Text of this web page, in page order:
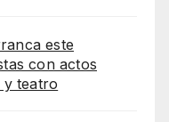
este
con actos
y teatro